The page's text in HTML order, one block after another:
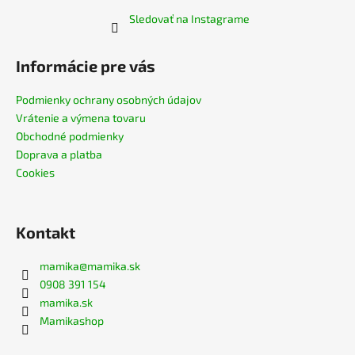
Sledovať na Instagrame
Informácie pre vás
Podmienky ochrany osobných údajov
Vrátenie a výmena tovaru
Obchodné podmienky
Doprava a platba
Cookies
Kontakt
mamika@mamika.sk
0908 391 154
mamika.sk
Mamikashop